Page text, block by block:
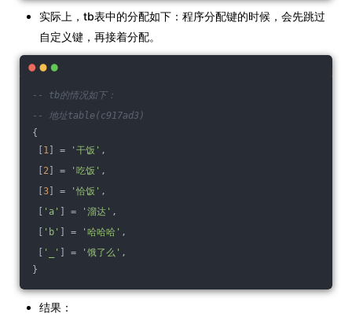
实际上，tb表中的分配如下：程序分配键的时候，会先跳过
自定义键，再接着分配。
-- tb的情况如下：
-- 地址table(c917ad3)
{
1 ] = '干饭' ,
2 ] = '吃饭' ,
3 ] = '恰饭' ,
'a' ] = '溜达' ,
'b' ] = '哈哈哈' ,
'_' ] = '饿了么' ,
}
结果：